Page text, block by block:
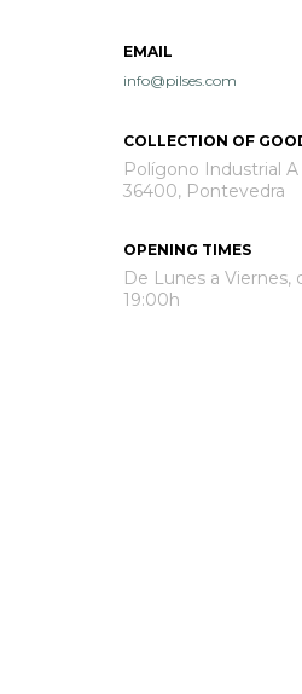
EMAIL
info@pilses.com
COLLECTION OF
Polígono Industrial A
36400, Pontevedra
OPENING TIMES
De Lunes a Viernes,
19:00h